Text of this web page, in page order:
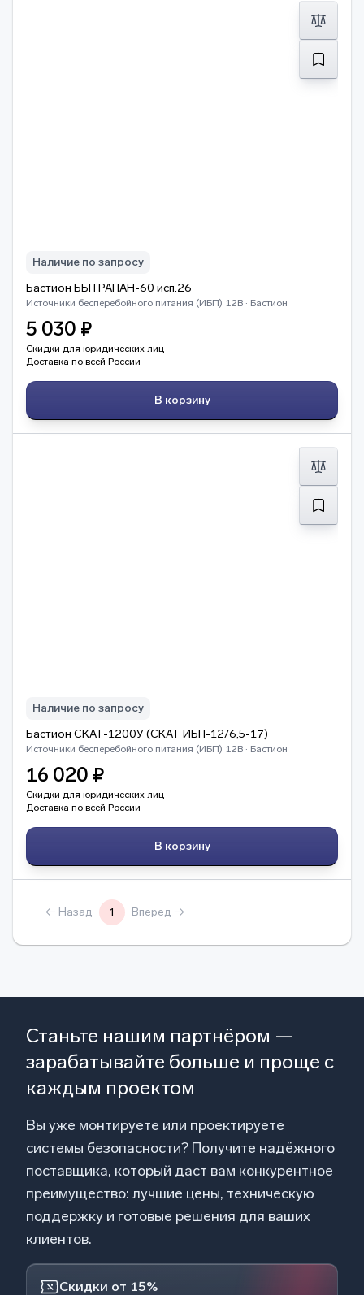
Наличие по запросу
Бастион ББП РАПАН-60 исп.26
Источники бесперебойного питания (ИБП) 12В · Бастион
5 030 ₽
Скидки для юридических лиц
Доставка по всей России
В корзину
Наличие по запросу
Бастион СКАТ-1200У (СКАТ ИБП-12/6,5-17)
Источники бесперебойного питания (ИБП) 12В · Бастион
16 020 ₽
Скидки для юридических лиц
Доставка по всей России
В корзину
← Назад 1 Вперед →
Станьте нашим партнёром —
зарабатывайте больше и проще с
каждым проектом
Вы уже монтируете или проектируете
системы безопасности? Получите надёжного
поставщика, который даст вам конкурентное
преимущество: лучшие цены, техническую
поддержку и готовые решения для ваших
клиентов.
Скидки от 15%